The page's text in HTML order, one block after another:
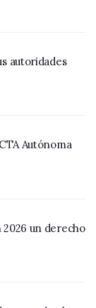
autoridades
Autónoma
un derecho